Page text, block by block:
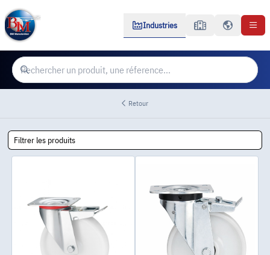
Industries
Retour
Filtrer les produits